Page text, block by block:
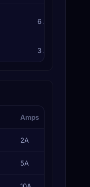
6 AWG
3 AWG
Amps
2A
5A